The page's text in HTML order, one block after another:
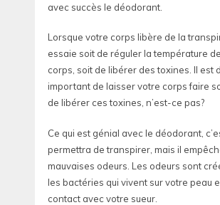
avec succès le déodorant.
Lorsque votre corps libère de la
essaie soit de réguler la température
corps, soit de libérer des toxines. Il est
important de laisser votre corps faire
de libérer ces toxines, n’est-ce pas?
Ce qui est génial avec le déodorant,
permettra de transpirer, mais il
mauvaises odeurs. Les odeurs sont
les bactéries qui vivent sur votre peau
contact avec votre sueur.